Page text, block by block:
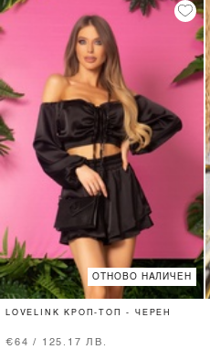
ОТНОВО НАЛИЧЕН
LOVELINK КРОП-ТОП - ЧЕРЕН
€64 / 125.17 ЛВ.